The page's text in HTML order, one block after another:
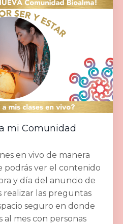
a mi Comunidad
en vivo de manera
podrás ver el contenido
y día del anuncio de
realizar las preguntas
seguro en donde
al mes con personas